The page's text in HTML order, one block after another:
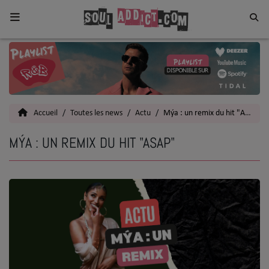
Home
Toutes les News
Actu
Accueil Toutes les news Actu Mýa : un remix du hit "ASAP"
MÝA : UN REMIX DU HIT "ASAP"